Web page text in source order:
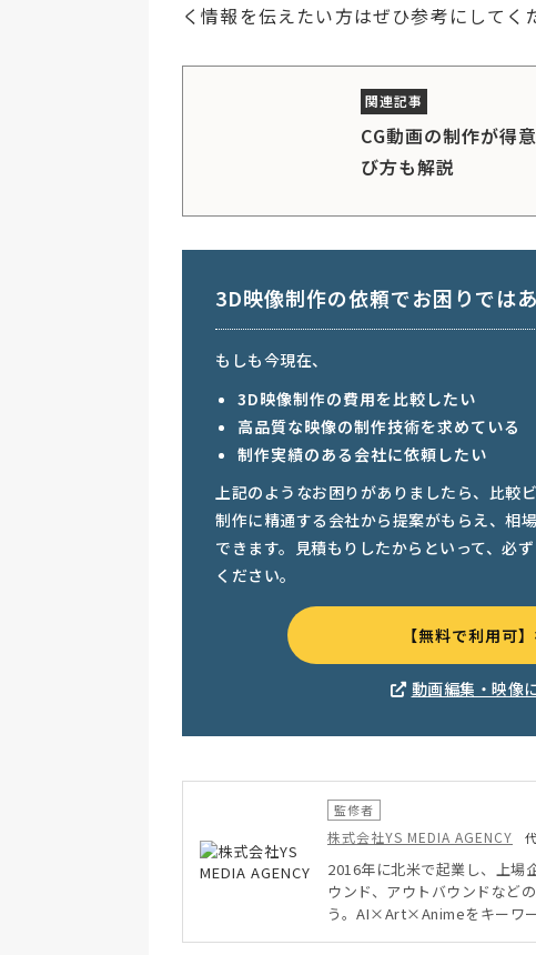
く情報を伝えたい方はぜひ参考にしてく
CG動画の制作が得
び方も解説
3D映像制作の依頼でお困りでは
もしも今現在、
3D映像制作の費用を比較したい
高品質な映像の制作技術を求めている
制作実績のある会社に依頼したい
上記のようなお困りがありましたら、比較
制作に精通する会社から提案がもらえ、相
できます。見積もりしたからといって、必
ください。
【無料で利用可
動画編集・映像
監修者
株式会社YS MEDIA AGENCY
2016年に北米で起業し、上場
ウンド、アウトバウンドなど
う。AI×Art×Animeをキーワ